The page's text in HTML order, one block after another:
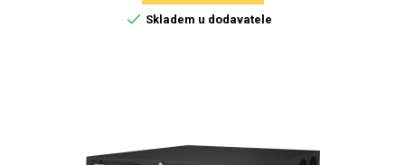
 Skladem u dodavatele